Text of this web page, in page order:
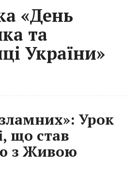
«День
та
України»
Урок
що став
з Живою